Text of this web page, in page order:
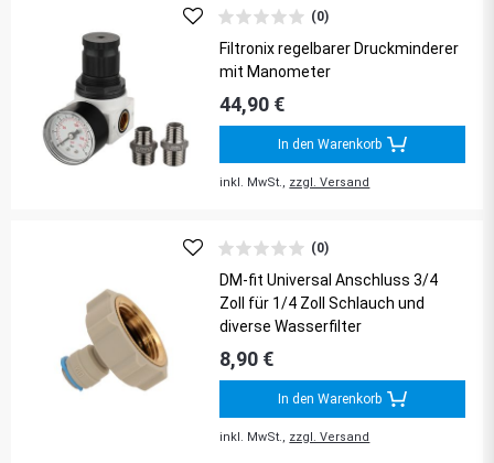
(0)
Filtronix regelbarer Druckminderer
mit Manometer
44,90 €
In den Warenkorb
inkl. MwSt., zzgl. Versand
(0)
DM-fit Universal Anschluss 3/4
Zoll für 1/4 Zoll Schlauch und
diverse Wasserfilter
8,90 €
In den Warenkorb
inkl. MwSt., zzgl. Versand